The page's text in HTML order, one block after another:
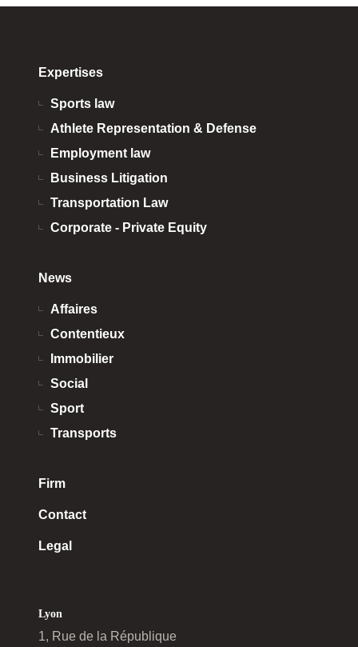
Expertises
Sports law
Athlete Representation & Defense
Employment law
Business Litigation
Transportation Law
Corporate - Private Equity
News
Affaires
Contentieux
Immobilier
Social
Sport
Transports
Firm
Contact
Legal
Lyon
1, Rue de la République